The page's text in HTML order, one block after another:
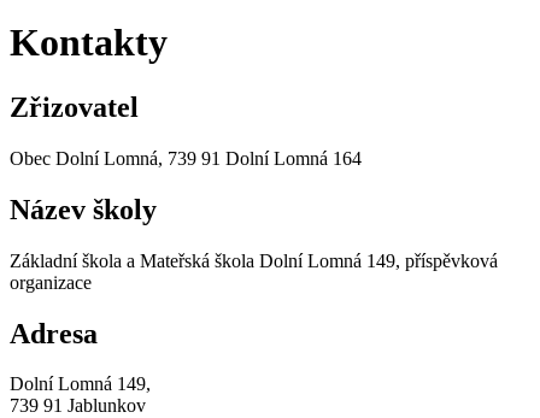
Kontakty
Zřizovatel
Obec Dolní Lomná, 739 91 Dolní Lomná 164
Název školy
Základní škola a Mateřská škola Dolní Lomná 149, příspěvková
organizace
Adresa
Dolní Lomná 149,
739 91 Jablunkov